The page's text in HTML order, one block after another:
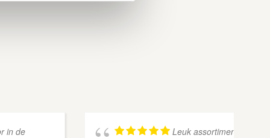
in de
Leuk assortiment,